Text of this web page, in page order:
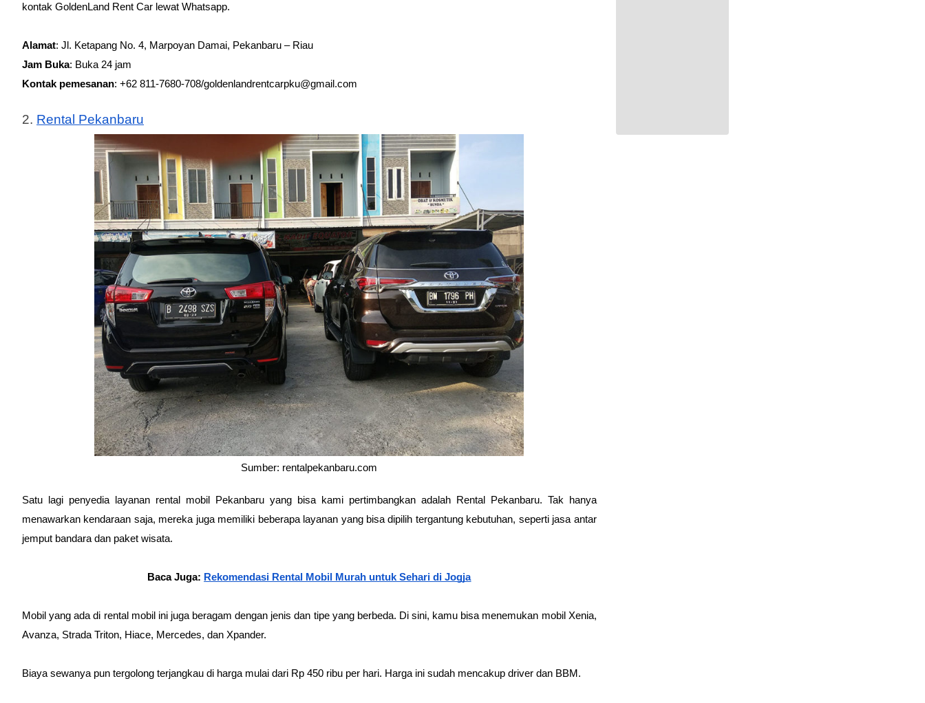
kontak GoldenLand Rent Car lewat Whatsapp.
Alamat: Jl. Ketapang No. 4, Marpoyan Damai, Pekanbaru – Riau
Jam Buka: Buka 24 jam
Kontak pemesanan: +62 811-7680-708/goldenlandrentcarpku@gmail.com
2. Rental Pekanbaru
Sumber: rentalpekanbaru.com
Satu lagi penyedia layanan rental mobil Pekanbaru yang bisa kami pertimbangkan adalah Rental Pekanbaru. Tak hanya
menawarkan kendaraan saja, mereka juga memiliki beberapa layanan yang bisa dipilih tergantung kebutuhan, seperti jasa antar
jemput bandara dan paket wisata.
Baca Juga: Rekomendasi Rental Mobil Murah untuk Sehari di Jogja
Mobil yang ada di rental mobil ini juga beragam dengan jenis dan tipe yang berbeda. Di sini, kamu bisa menemukan mobil Xenia,
Avanza, Strada Triton, Hiace, Mercedes, dan Xpander.
Biaya sewanya pun tergolong terjangkau di harga mulai dari Rp 450 ribu per hari. Harga ini sudah mencakup driver dan BBM.